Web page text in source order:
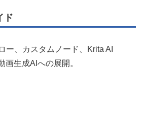
ド
ー、カスタムノード、Krita AI
画生成AIへの展開。